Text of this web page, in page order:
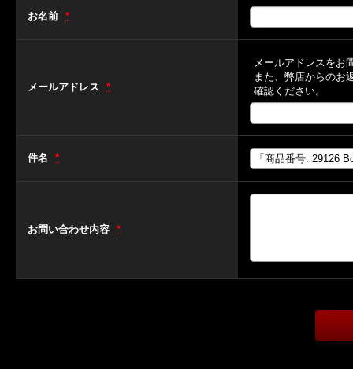
お名前 *
メールアドレス *
メールアドレスをお
また、弊店からのお
確認ください。
件名 *
お問い合わせ内容 *